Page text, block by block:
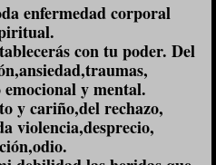
enfermedad corporal
con tu poder. Del
traumas,
y mental.
y cariño,del rechazo,
violencia,desprecio,